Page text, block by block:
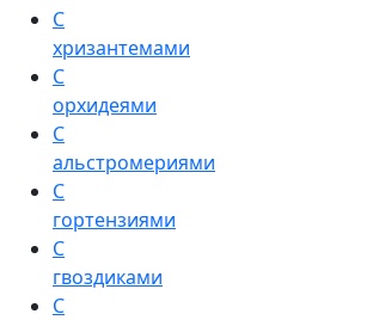
С
хризантемами
С
орхидеями
С
альстромериями
С
гортензиями
С
гвоздиками
С